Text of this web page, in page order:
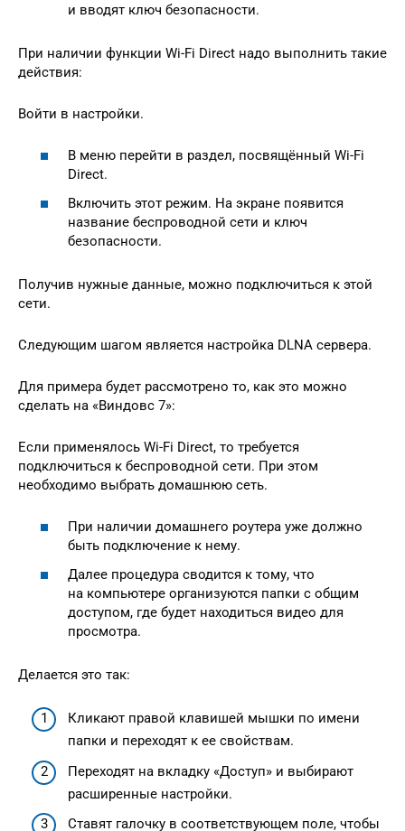
и вводят ключ безопасности.
При наличии функции Wi-Fi Direct надо выполнить такие
действия:
Войти в настройки.
В меню перейти в раздел, посвящённый Wi-Fi
Direct.
Включить этот режим. На экране появится
название беспроводной сети и ключ
безопасности.
Получив нужные данные, можно подключиться к этой
сети.
Следующим шагом является настройка DLNA сервера.
Для примера будет рассмотрено то, как это можно
сделать на «Виндовс 7»:
Если применялось Wi-Fi Direct, то требуется
подключиться к беспроводной сети. При этом
необходимо выбрать домашнюю сеть.
При наличии домашнего роутера уже должно
быть подключение к нему.
Далее процедура сводится к тому, что
на компьютере организуются папки с общим
доступом, где будет находиться видео для
просмотра.
Делается это так:
Кликают правой клавишей мышки по имени
папки и переходят к ее свойствам.
Переходят на вкладку «Доступ» и выбирают
расширенные настройки.
Ставят галочку в соответствующем поле, чтобы